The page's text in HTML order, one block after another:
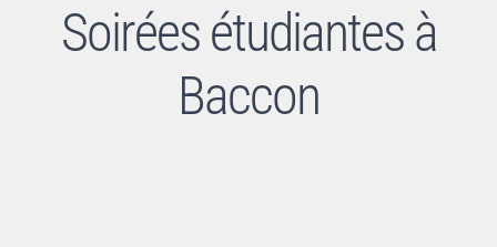
Soirées étudiantes à
Baccon